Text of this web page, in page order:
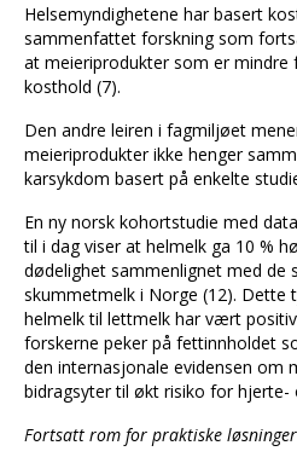
Helsemyndighetene har basert
sammenfattet forskning som
at meieriprodukter som er
kosthold (7).
Den andre leiren i fagmiljøet
meieriprodukter ikke henger
karsykdom basert på enkelte
En ny norsk kohortstudie med
til i dag viser at helmelk ga 10 %
dødelighet sammenlignet med de
skummetmelk i Norge (12). Dette
helmelk til lettmelk har vært
forskerne peker på fettinnholdet
den internasjonale evidensen om
bidragsyter til økt risiko for hjerte-
Fortsatt rom for praktiske løsninger